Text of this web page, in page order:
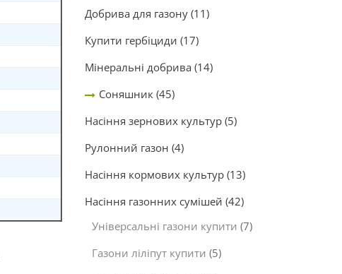
Добрива для газону (11)
Купити гербіциди (17)
Мінеральні добрива (14)
Соняшник (45)
Насіння зернових культур (5)
Рулонний газон (4)
Насіння кормових культур (13)
Насіння газонних сумішей (42)
Універсальні газони купити (7)
Газони ліліпут купити (5)